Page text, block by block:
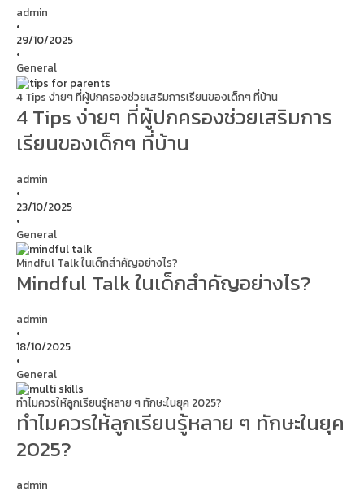
admin
•
29/10/2025
•
General
4 Tips ง่ายๆ ที่ผู้ปกครองช่วยเสริมการเรียนของเด็กๆ ที่บ้าน
4 Tips ง่ายๆ ที่ผู้ปกครองช่วยเสริมการ
เรียนของเด็กๆ ที่บ้าน
admin
•
23/10/2025
•
General
Mindful Talk ในเด็กสำคัญอย่างไร?
Mindful Talk ในเด็กสำคัญอย่างไร?
admin
•
18/10/2025
•
General
ทำไมควรให้ลูกเรียนรู้หลาย ๆ ทักษะในยุค 2025?
ทำไมควรให้ลูกเรียนรู้หลาย ๆ ทักษะในยุค
2025?
admin